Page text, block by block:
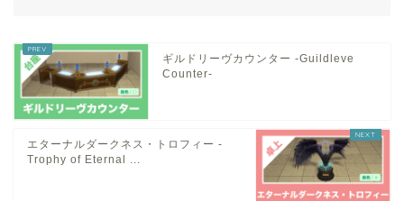
ギルドリーヴカウンター -Guildleve
Counter-
エターナルダークネス・トロフィー -
Trophy of Eternal ...